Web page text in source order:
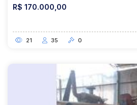
R$ 170.000,00
21 35 0